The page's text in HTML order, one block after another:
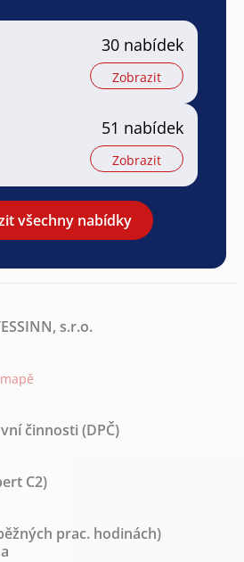
30 nabídek
Zobrazit
51 nabídek
Zobrazit
všechny nabídky
s.r.o.
činnosti (DPČ)
C2)
prac. hodinách)